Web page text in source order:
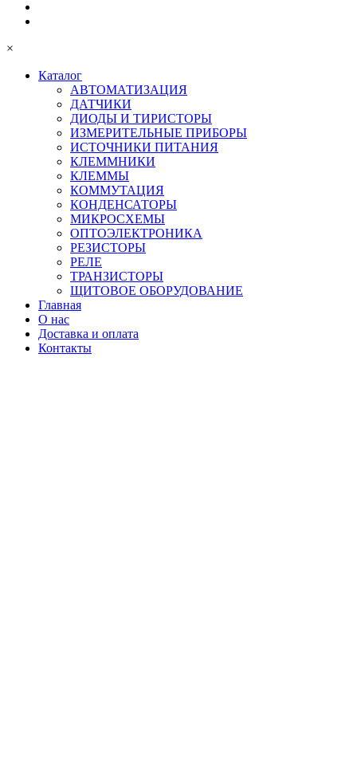
×
Каталог
АВТОМАТИЗАЦИЯ
ДАТЧИКИ
ДИОДЫ И ТИРИСТОРЫ
ИЗМЕРИТЕЛЬНЫЕ ПРИБОРЫ
ИСТОЧНИКИ ПИТАНИЯ
КЛЕММНИКИ
КЛЕММЫ
КОММУТАЦИЯ
КОНДЕНСАТОРЫ
МИКРОСХЕМЫ
ОПТОЭЛЕКТРОНИКА
РЕЗИСТОРЫ
РЕЛЕ
ТРАНЗИСТОРЫ
ЩИТОВОЕ ОБОРУДОВАНИЕ
Главная
О нас
Доставка и оплата
Контакты